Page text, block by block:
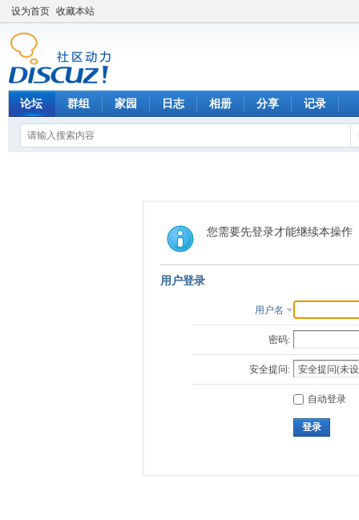
设为首页 收藏本站
论坛 群组 家园 日志 相册 分享 记录
您需要先登录才能继续本操作
用户登录
用户名
密码:
安全提问:
自动登录
登录